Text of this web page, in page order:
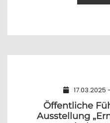
Öffentliche
Ausstellung